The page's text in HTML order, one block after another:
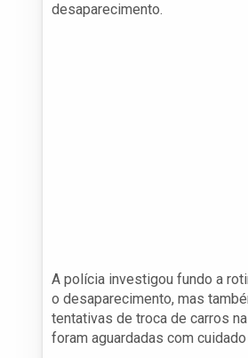
desaparecimento.
A polícia investigou fundo a
o desaparecimento, mas
tentativas de troca de carros
foram aguardadas com